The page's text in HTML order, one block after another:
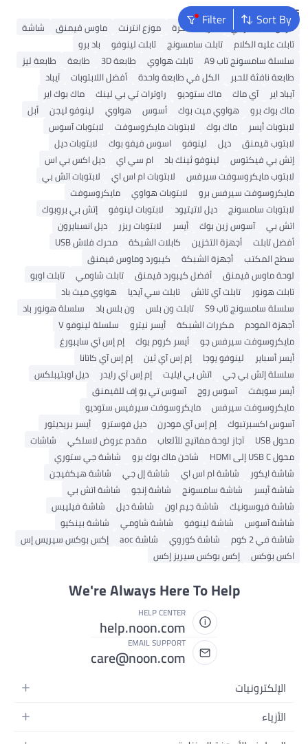
Sort By
FilterPopular Searches
قرص صلب خارجي شريحة ذاكرة موزع انترنت ماوس قيمنق
شاشة
تابلت عليه الكلام
تابلت سامسونج تابلت لينوفو
باد برو
سلسلة سامسونج تاب A9
تابلت هواوي طابعة 3D طابعة
طابعة ليز
طابعة نافثة للحبر
الكل في طابعة واحدة أفضل اللابتوبات
آيباد
آيباد اير
آي ماك ماك ستوديو راوترات تي بي لينك
ماك بوك اير
ماك بوك برو
هواوي ميت بوك أسوس هواوي لينوفو ليجن
أبل
لابتوبات أيسر
ماك بوك لابتوبات مايكروسوفت
لابتوبات آسوس
لابتوب قيمنق
ديل لينوفو اسوس فيفو بوك
لابتوبات ديل
إتش بي فيكتوس
لينوفو ثينك باد ام سي اي
ديل اكس بي اس
لابتوب مايكروسوفت سيرفس
لابتوبات ام اس اي
لابتوبات اتش بي
مايكروسوفت سيرفس برو
لابتوبات هواوي
مايكروسوفت
لابتوبات سامسونج
ديل لاتيتيود لابتوبات لينوفو
إتش بي بروبوك
اتش بي
آسوس زين بوك أيسر لابتوبات ريزر
ديل انسبايرون
أفضل تابلت
أجهزة التخزين كابلات الشبكة
محرك فلاش USB
سطح المكتب
أجهزة الشبكة
كيبورد وماوس قيمنق
لوحة ماوس قيمنق
أفضل كيبورد قيمنق تابلت شاومي
تابلت اوبو
تابلت هونور
تابلت آي تاتش تابلت سي آيديا
هواوي ميت باد
سلسلة سامسونج تاب S9
تابلت ون بلس ون بلس باد
سلسلة هونور باد
أجهزة المودم
مكررات الشبكة أيسر نيترو
سلسلة لينوفو V
مايكروسوفت سيرفس جو
أيسر كروم بوك
إم إس آي سايبورغ
أيسر أسباير
لينوفو يوجا إم إس آي ثين
إم إس آي كاتانا
سلسلة إتش بي جي
اتش بي ايليت إم إس آي رايدر
ديل اوبتيبلكس
أيسر سويفت
آسوس روج
آسوس تي يو إف للقيمنق
مايكروسوفت سيرفس
مايكروسوفت سيرفيس ستوديو
آسوس اكسبرتبوك
إم إس آي مودرن ديل فوسترو
أيسر بريديتور
محول USB
آجاز لوحة مفاتيح للألعاب مقدم عروض لاسلكي
شاشات
محول USB C إلى HDMI
شاحن ماك بوك برو
شاشة جي ستوري
شاشة ايكور
شاشة ام اس اي شاشة إل جي
شاشة هيكفيجن
شاشة أيسر
شاشة سامسونج شاشة إنجو
شاشة اتش بي
شاشة فيوسونيك
شاشة جيم اون شاشة ديل
شاشة فيليبس
شاشة آسوس
شاشة لينوفو شاشة شاومي
شاشة بينكيو
شاشة في 2 كوم
شاشة كوروي شاشة aoc
إكس بوكس سيريس إس
اكس بوكس
إكس بوكس سيريز إكس
We're Always Here To Help
HELP CENTER
help.noon.com
EMAIL SUPPORT
care@noon.com
الإلكترونيات
الهواتف المتحركة
الأزياء